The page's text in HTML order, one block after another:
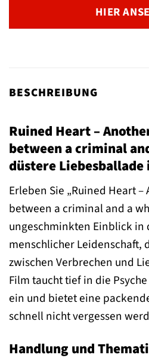
HIER
BESCHREIBUNG
Ruined Heart –
between a criminal
düstere
Erleben Sie „Ruined Heart
between a criminal and a
ungeschminkten Einblick in
menschlicher Leidenschaft,
zwischen Verbrechen und
Film taucht tief in die
ein und bietet eine
schnell nicht vergessen
Handlung und